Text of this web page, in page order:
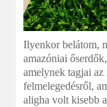
Ilyenkor belátom,
amazóniai
amelynek tagjai
felmelegedésről,
aligha volt kisebb